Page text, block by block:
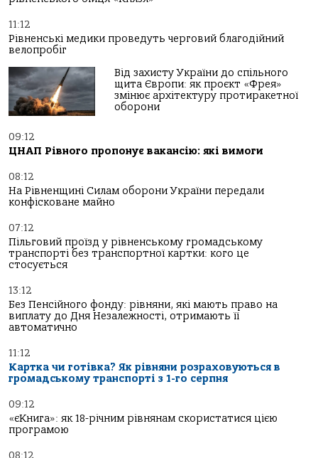
11:12
Рівненські медики проведуть черговий благодійний
велопробіг
Від захисту України до спільного
щита Європи: як проєкт «Фрея»
змінює архітектуру протиракетної
оборони
09:12
ЦНАП Рівного пропонує вакансію: які вимоги
08:12
На Рівненщині Силам оборони України передали
конфісковане майно
07:12
Пільговий проїзд у рівненському громадському
транспорті без транспортної картки: кого це
стосується
13:12
Без Пенсійного фонду: рівняни, які мають право на
виплату до Дня Незалежності, отримають її
автоматично
11:12
Картка чи готівка? Як рівняни розраховуються в
громадському транспорті з 1-го серпня
09:12
«єКнига»: як 18-річним рівнянам скористатися цією
програмою
08:12